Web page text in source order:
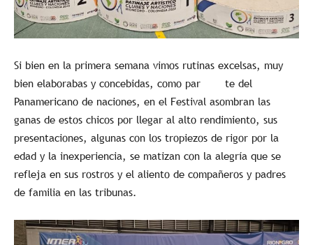
Si bien en la primera semana vimos rutinas excelsas, muy
bien elaborabas y concebidas, como par te del
Panamericano de naciones, en el Festival asombran las
ganas de estos chicos por llegar al alto rendimiento, sus
presentaciones, algunas con los tropiezos de rigor por la
edad y la inexperiencia, se matizan con la alegría que se
refleja en sus rostros y el aliento de compañeros y padres
de familia en las tribunas.